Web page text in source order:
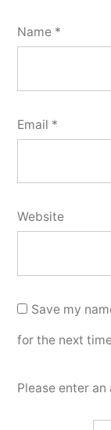
Name *
Email *
Website
Save my
for the next
Please enter